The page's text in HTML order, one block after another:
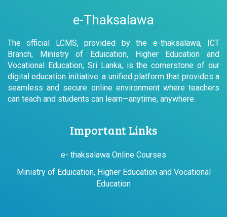
e-Thaksalawa
The official LCMS, provided by the e-thaksalawa, ICT
Branch, Ministry of Eduication, Higher Education and
Vocational Education, Sri Lanka, is the cornerstone of our
digital education initiative: a unified platform that provides a
seamless and secure online environment where teachers
can teach and students can learn—anytime, anywhere.
Important Links
e- thaksalawa Online Courses
Ministry of Eduication, Higher Education and Vocational
Education